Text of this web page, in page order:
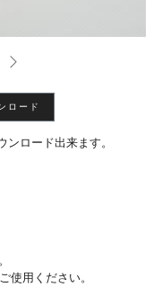
ロード
ロード出来ます。
使用ください。